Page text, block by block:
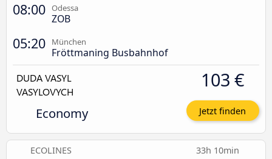
08:00 Odessa
ZOB
05:20 München
Fröttmaning Busbahnhof
Economy
103 €
Jetzt finden
ECOLINES 33h 10min